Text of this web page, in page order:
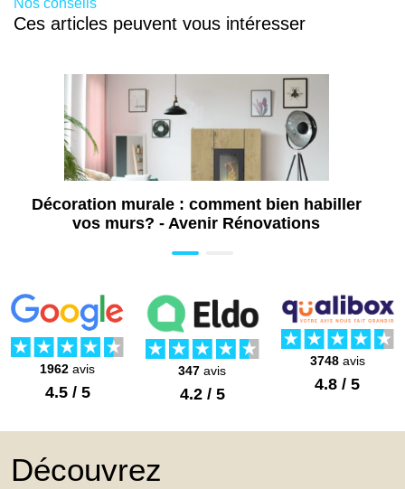
Nos conseils
Ces articles peuvent vous intéresser
Décoration murale : comment bien habiller
vos murs? - Avenir Rénovations
1962 avis
4.5 / 5
347 avis
4.2 / 5
3748avis
4.8 / 5
Découvrez